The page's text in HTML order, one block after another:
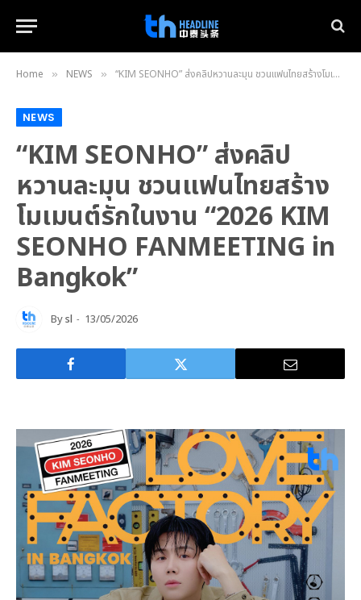
Home » NEWS » “KIM SEONHO” ส่งคลิปหวานละมุน ชวนแฟนไทยสร้างโมเมนต์รักในงาน “2026 KIM SEONHO FANMEETING in Bangkok”
NEWS
“KIM SEONHO” ส่งคลิป
หวานละมุน ชวนแฟนไทยสร้าง
โมเมนต์รักในงาน “2026 KIM
SEONHO FANMEETING in
Bangkok”
Bysl 13/05/2026